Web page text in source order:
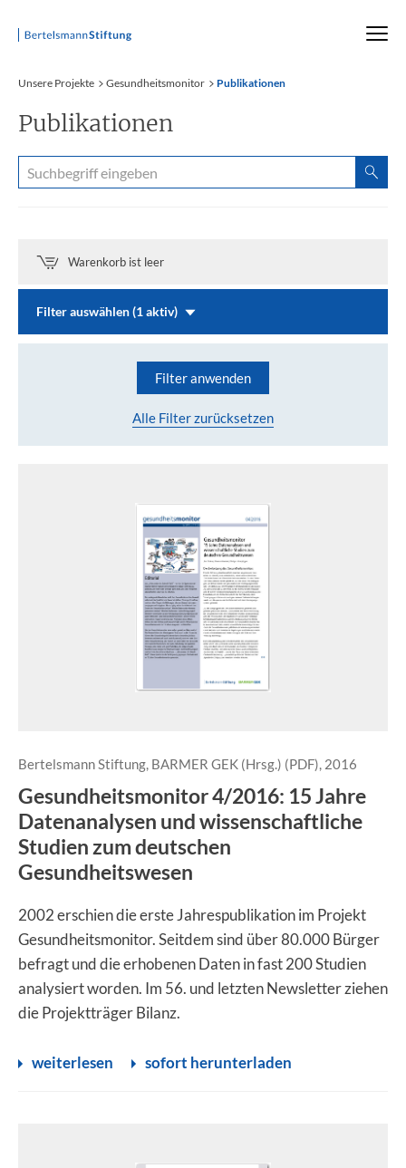
Startseite
Unsere Projekte Gesundheitsmonitor Publikationen
Publikationen
Warenkorb ist leer
Filter auswählen (1 aktiv)
Filter anwenden
Alle Filter zurücksetzen
Bertelsmann Stiftung, BARMER GEK (Hrsg.) (PDF), 2016
Gesundheitsmonitor 4/2016: 15 Jahre
Datenanalysen und wissenschaftliche
Studien zum deutschen
Gesundheitswesen
2002 erschien die erste Jahrespublikation im Projekt
Gesundheitsmonitor. Seitdem sind über 80.000 Bürger
befragt und die erhobenen Daten in fast 200 Studien
analysiert worden. Im 56. und letzten Newsletter ziehen
die Projektträger Bilanz.
weiterlesen sofort herunterladen